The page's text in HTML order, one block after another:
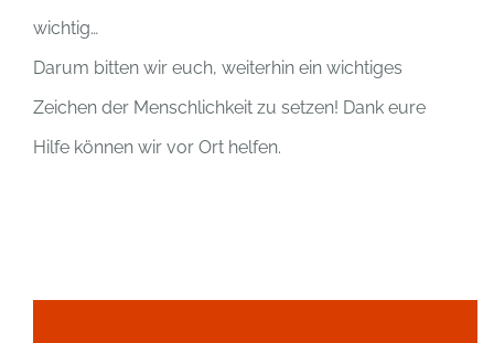
wichtig…
Darum bitten wir euch, weiterhin ein wichtiges
Zeichen der Menschlichkeit zu setzen! Dank eure
Hilfe können wir vor Ort helfen.